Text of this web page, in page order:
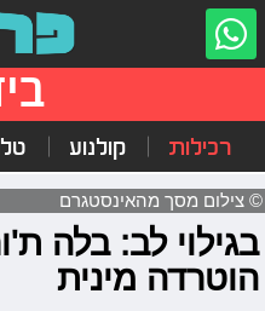
רכילות קולנוע
© צילום מסך מהאינסטגרם
בגילוי לב: בלה
הוטרדה מינית